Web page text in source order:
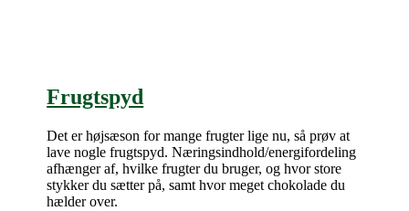
Frugtspyd
Det er højsæson for mange frugter lige nu, så prøv at
lave nogle frugtspyd. Næringsindhold/energifordeling
afhænger af, hvilke frugter du bruger, og hvor store
stykker du sætter på, samt hvor meget chokolade du
hælder over.